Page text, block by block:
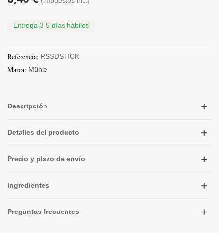
Entrega 3-5 días hábiles
Referencia: RSSDSTICK
Marca: Mühle
Descripción
Detalles del producto
Precio y plazo de envío
Ingredientes
Preguntas frecuentes